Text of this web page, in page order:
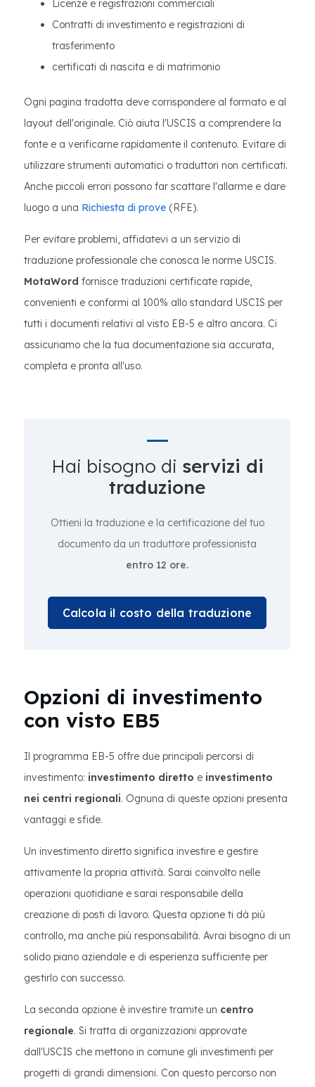
Licenze e registrazioni commerciali
Contratti di investimento e registrazioni di
trasferimento
certificati di nascita e di matrimonio
Ogni pagina tradotta deve corrispondere al formato e al
layout dell'originale. Ciò aiuta l'USCIS a comprendere la
fonte e a verificarne rapidamente il contenuto. Evitare di
utilizzare strumenti automatici o traduttori non certificati.
Anche piccoli errori possono far scattare l'allarme e dare
luogo a una Richiesta di prove (RFE).
Per evitare problemi, affidatevi a un servizio di
traduzione professionale che conosca le norme USCIS.
MotaWord fornisce traduzioni certificate rapide,
convenienti e conformi al 100% allo standard USCIS per
tutti i documenti relativi al visto EB-5 e altro ancora. Ci
assicuriamo che la tua documentazione sia accurata,
completa e pronta all'uso.
Hai bisogno di servizi di
traduzione
Ottieni la traduzione e la certificazione del tuo
documento da un traduttore professionista
entro 12 ore.
Calcola il costo della traduzione
Opzioni di investimento
con visto EB5
Il programma EB-5 offre due principali percorsi di
investimento: investimento diretto e investimento
nei centri regionali. Ognuna di queste opzioni presenta
vantaggi e sfide.
Un investimento diretto significa investire e gestire
attivamente la propria attività. Sarai coinvolto nelle
operazioni quotidiane e sarai responsabile della
creazione di posti di lavoro. Questa opzione ti dà più
controllo, ma anche più responsabilità. Avrai bisogno di un
solido piano aziendale e di esperienza sufficiente per
gestirlo con successo.
La seconda opzione è investire tramite un centro
regionale. Si tratta di organizzazioni approvate
dall'USCIS che mettono in comune gli investimenti per
progetti di grandi dimensioni. Con questo percorso non